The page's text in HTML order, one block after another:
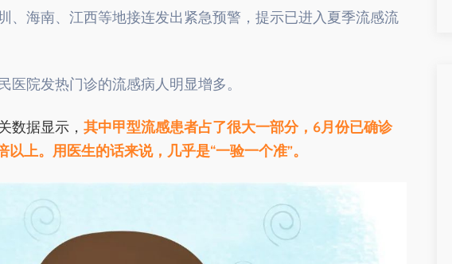
、海南、江西等地接连发出紧急预警，提示已进入夏季流感流
医院发热门诊的流感病人明显增多。
数据显示， 其中甲型流感患者占了很大一部分，6月份已确诊
上。用医生的话来说，几乎是“一验一个准”。